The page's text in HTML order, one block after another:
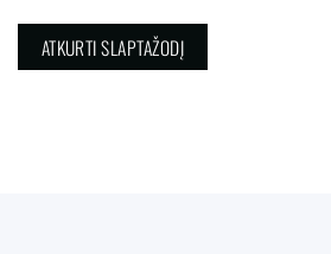
ATKURTI SLAPTAŽODĮ